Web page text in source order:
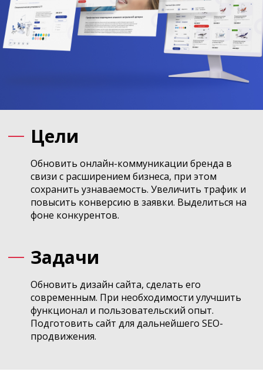
Цели
Обновить онлайн-коммуникации бренда в
свизи с расширением бизнеса, при этом
сохранить узнаваемость. Увеличить трафик и
повысить конверсию в заявки. Выделиться на
фоне конкурентов.
Задачи
Обновить дизайн сайта, сделать его
современным. При необходимости улучшить
функционал и пользовательский опыт.
Подготовить сайт для дальнейшего SEO-
продвижения.